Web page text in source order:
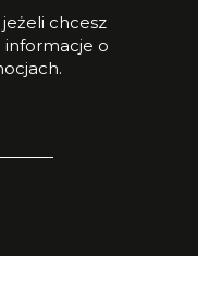
chcesz
informacje o